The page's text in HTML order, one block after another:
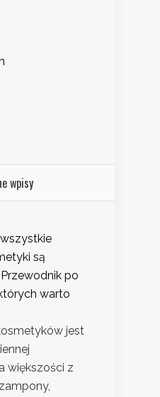
wpisy
są
po
warto
jest
większości z